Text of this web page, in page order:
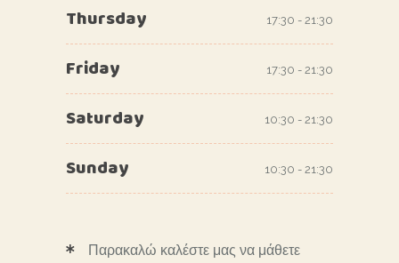
Thursday 17:30 - 21:30
Friday 17:30 - 21:30
Saturday 10:30 - 21:30
Sunday 10:30 - 21:30
Παρακαλώ καλέστε μας να μάθετε